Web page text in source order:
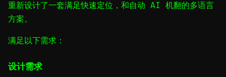
重新设计了一套满足快速定位，和自动 AI 机翻的多语言
方案。
满足以下需求：
设计需求